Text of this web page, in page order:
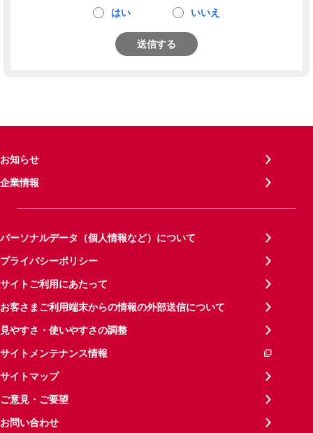
はい いいえ
送信する
お知らせ
企業情報
パーソナルデータ（個人情報など）について
プライバシーポリシー
サイトご利用にあたって
お客さまご利用端末からの情報の外部送信について
見やすさ・使いやすさの調整
サイトメンテナンス情報
サイトマップ
ご意見・ご要望
お問い合わせ